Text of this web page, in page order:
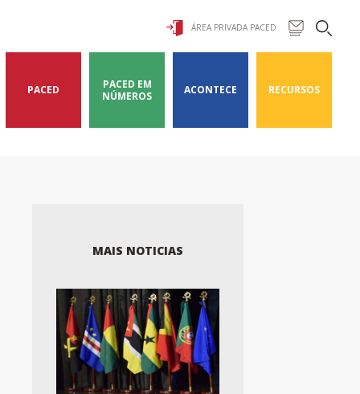
ÁREA PRIVADA PACED
PACED
PACED EM
NÚMEROS
ACONTECE RECURSOS
MAIS NOTICIAS